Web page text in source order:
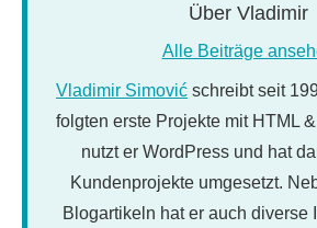
Über Vladimir
Alle Beiträge
Vladimir Simović schreibt seit
folgten erste Projekte mit HTML
nutzt er WordPress und hat
Kundenprojekte umgesetzt.
Blogartikeln hat er auch diverse